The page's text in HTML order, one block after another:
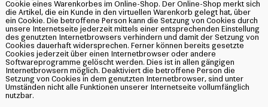
Cookie eines Warenkorbes im Online-Shop. Der Online-Shop merkt sich
die Artikel, die ein Kunde in den virtuellen Warenkorb gelegt hat, über
ein Cookie. Die betroffene Person kann die Setzung von Cookies durch
unsere Internetseite jederzeit mittels einer entsprechenden Einstellung
des genutzten Internetbrowsers verhindern und damit der Setzung von
Cookies dauerhaft widersprechen. Ferner können bereits gesetzte
Cookies jederzeit über einen Internetbrowser oder andere
Softwareprogramme gelöscht werden. Dies ist in allen gängigen
Internetbrowsern möglich. Deaktiviert die betroffene Person die
Setzung von Cookies in dem genutzten Internetbrowser, sind unter
Umständen nicht alle Funktionen unserer Internetseite vollumfänglich
nutzbar.